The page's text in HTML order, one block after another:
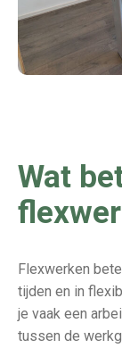
Wat
Flexwerken
tijden en in
je vaak een
tussen de